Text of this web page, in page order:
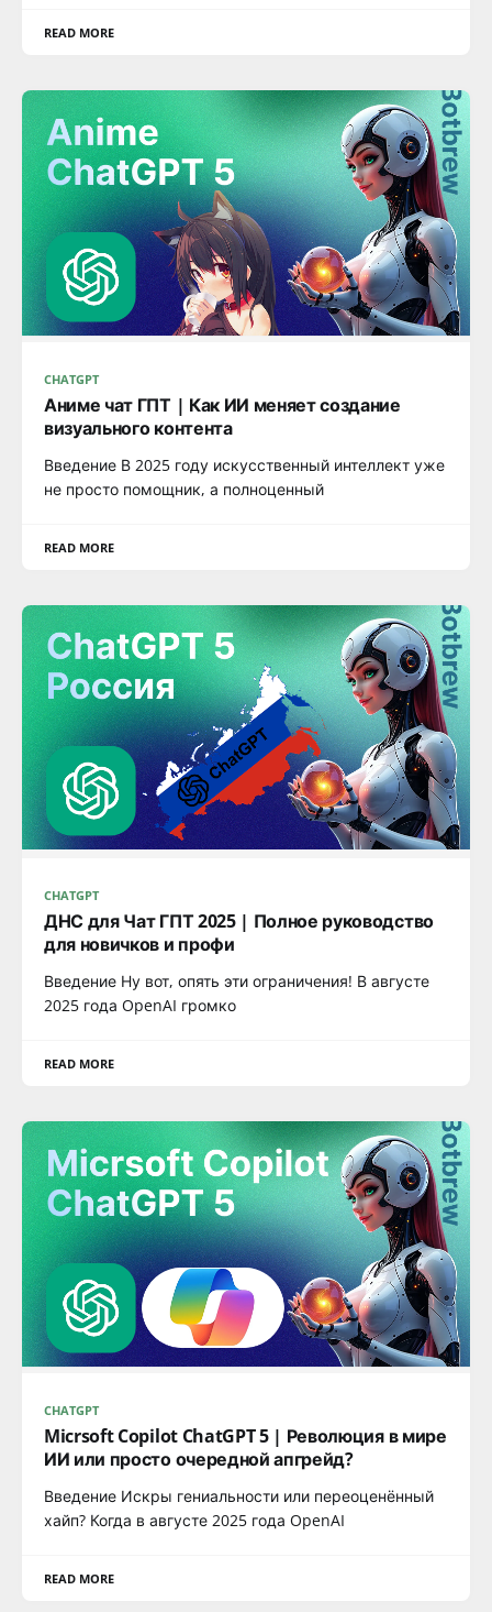
READ MORE
CHATGPT
Аниме чат ГПТ | Как ИИ меняет создание
визуального контента
Введение В 2025 году искусственный интеллект уже
не просто помощник, а полноценный
READ MORE
CHATGPT
ДНС для Чат ГПТ 2025 | Полное руководство
для новичков и профи
Введение Ну вот, опять эти ограничения! В августе
2025 года OpenAI громко
READ MORE
CHATGPT
Micrsoft Copilot ChatGPT 5 | Революция в мире
ИИ или просто очередной апгрейд?
Введение Искры гениальности или переоценённый
хайп? Когда в августе 2025 года OpenAI
READ MORE